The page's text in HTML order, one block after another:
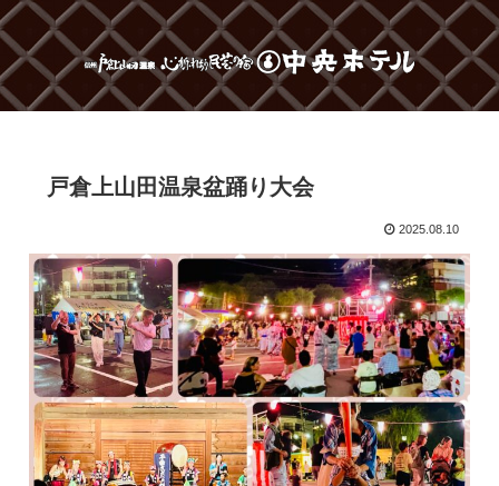
戸倉上山田温泉盆踊り大会
2025.08.10